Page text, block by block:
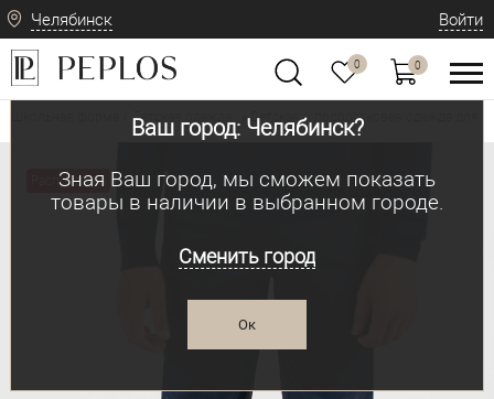
Челябинск
Ваш город: Челябинск?
Зная Ваш город, мы сможем показать
товары в наличии в выбранном городе.
Сменить город
Ок
Войти
0 0
Школьная форма / Детская одежда Детская и подростковая одежда для
Распродажа